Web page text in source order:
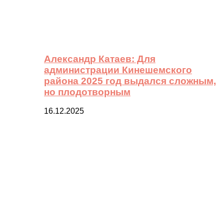
Александр Катаев: Для
администрации Кинешемского
района 2025 год выдался сложным,
но плодотворным
16.12.2025